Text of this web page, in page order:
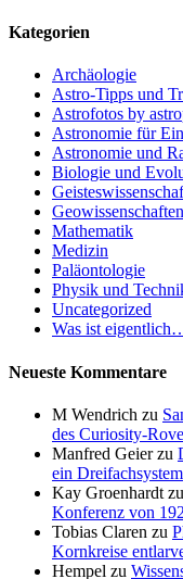
Kategorien
Archäologie
Astro-Tipps und
Astrofotos by
Astronomie für
Astronomie und
Biologie und
Mathematik
Medizin
Paläontologie
Physik und
Uncategorized
Was ist
Neueste Kommentare
M Wendrich zu
des Curiosity-
Manfred Geierzu
ein Dreifachsystem
Kay Groenhardt zu
Konferenz von
Tobias Claren zu
Kornkreise
Hempel zu